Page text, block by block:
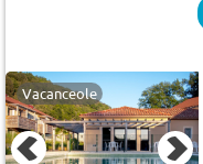
Vacanceole